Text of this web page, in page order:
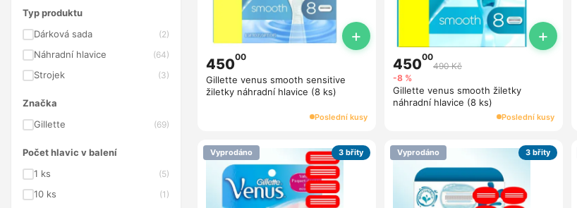
Typ produktu
Dárková sada
(2)
Náhradní hlavice (64)
Strojek (3)
Značka
Gillette
(69)
Počet hlavic v balení
1 ks
(5)
10 ks (1)
+
45000
Gillette venus smooth sensitive
žiletky náhradní hlavice (8 ks)
Poslední kusy
+
45000
490 Kč
-8 %
Gillette venus smooth žiletky
náhradní hlavice (8 ks)
Poslední kusy
Vyprodáno 3 břity Vyprodáno 3 břity